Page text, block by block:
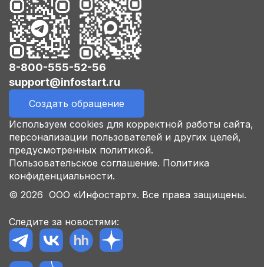
8-800-555-52-56
support@infostart.ru
Создать обращение
Используем cookies для корректной работы сайта,
персонализации пользователей и других целей,
предусмотренных политикой.
Пользовательское соглашение. Политика
конфиденциальности.
© 2026 ООО «Инфостарт». Все права защищены.
Следите за новостями: